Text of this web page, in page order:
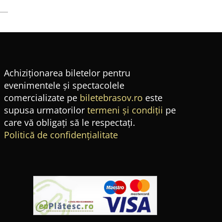
Achiziționarea biletelor pentru
evenimentele și spectacolele
comercializate pe biletebrasov.ro este
supusa urmatorilor termeni și condiții pe
care vă obligați să le respectați.
Politică de confidențialitate